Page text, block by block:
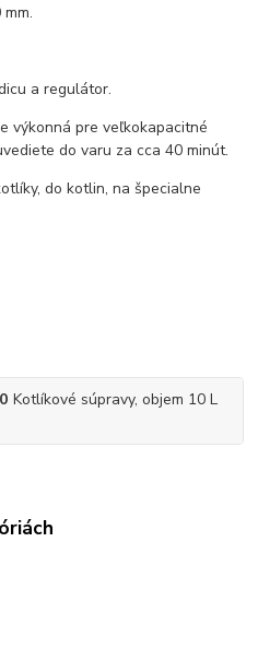
a regulátor.
výkonná pre veľkokapacitné
do varu za cca 40 minút.
do kotlin, na špecialne
Kotlíkové súpravy, objem 10 L